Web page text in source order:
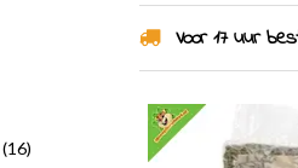
(16)
Voor 17 uur